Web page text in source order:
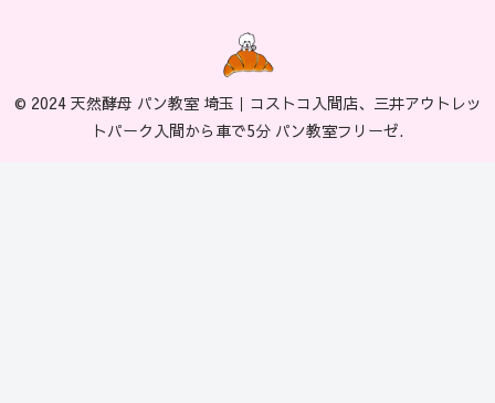
© 2024 天然酵母 パン教室 埼玉｜コストコ入間店、三井アウトレッ
トパーク入間から車で5分 パン教室フリーゼ.